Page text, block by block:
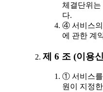
체결단위는
다.
④ 서비스의
에 관한 계
제 6 조 (이용
① 서비스를
원이 지정